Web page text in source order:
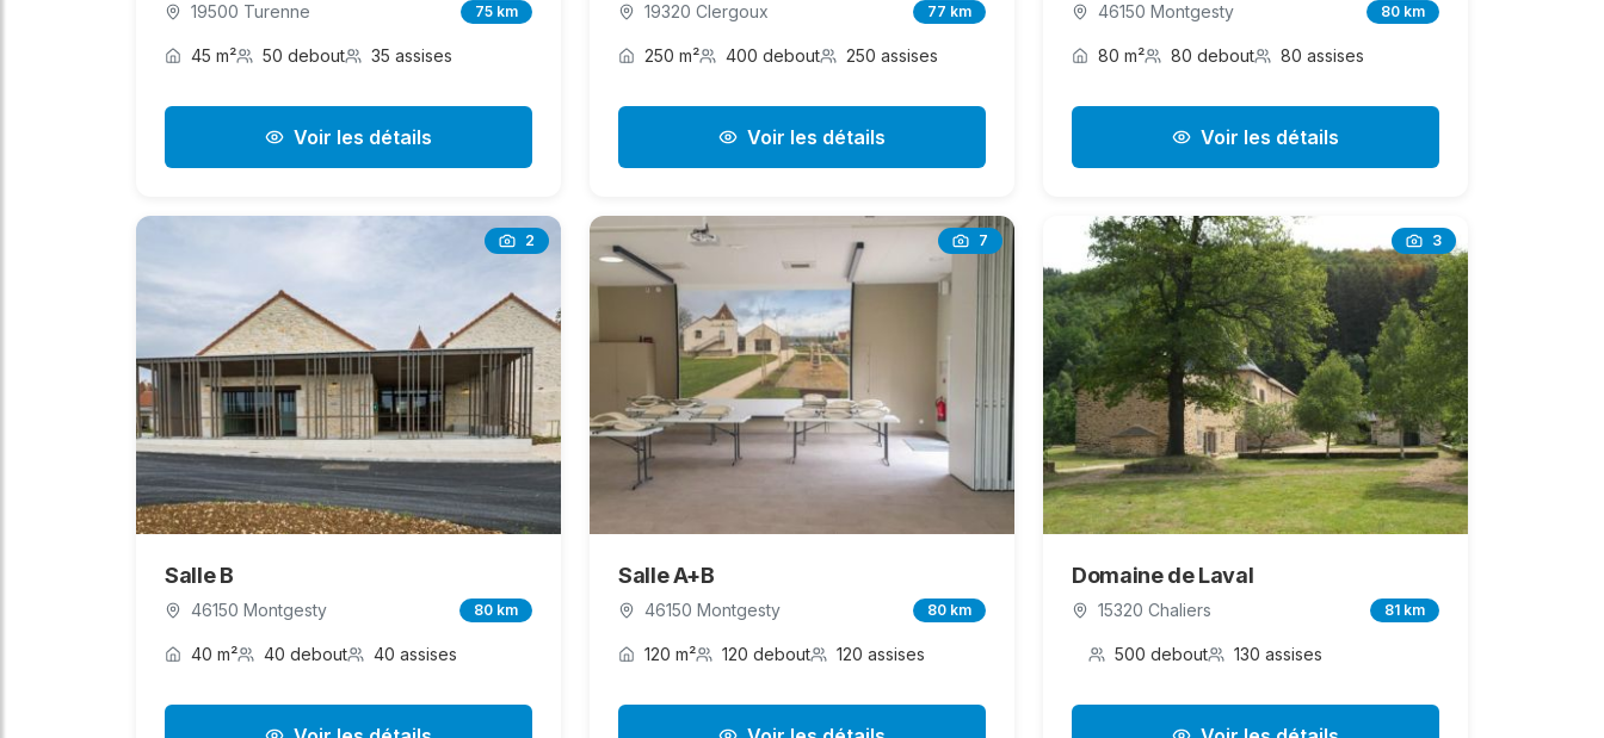
19500 Turenne 75 km
45 m² 50 debout 35 assises
Voir les détails
19320 Clergoux 77 km
250 m² 400 debout 250 assises
Voir les détails
46150 Montgesty 80 km
80 m² 80 debout 80 assises
Voir les détails
2
Salle B
46150 Montgesty 80 km
40 m² 40 debout 40 assises
7
Salle A+B
46150 Montgesty 80 km
120 m² 120 debout 120 assises
3
Domaine de Laval
15320 Chaliers 81 km
500 debout 130 assises